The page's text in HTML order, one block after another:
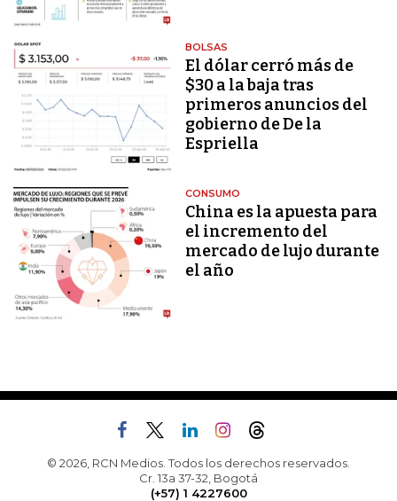
BOLSAS
El dólar cerró más de
$30 a la baja tras
primeros anuncios del
gobierno de De la
Espriella
CONSUMO
China es la apuesta para
el incremento del
mercado de lujo durante
el año
© 2026, RCN Medios. Todos los derechos reservados.
Cr. 13a 37-32, Bogotá
(+57) 1 4227600